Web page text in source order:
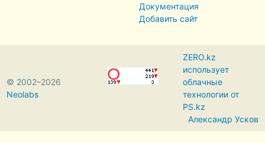
Документация
Добавить сайт
© 2002–2026
Neolabs
ZERO.kz
использует
облачные
технологии от
PS.kz
Александр Усков